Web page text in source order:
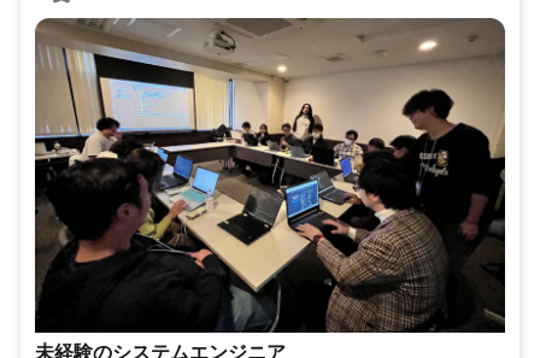
未経験のシステムエンジニア